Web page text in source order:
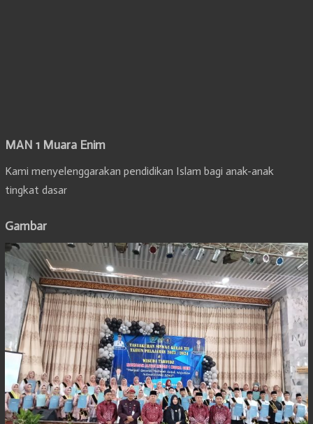
MAN 1 Muara Enim
Kami menyelenggarakan pendidikan Islam bagi anak-anak
tingkat dasar
Gambar